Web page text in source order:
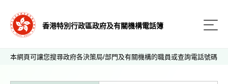
香港特別行政區政府及有關機構電話簿
本網頁可讓您搜尋政府各決策局/部門及有關機構的職員或查詢電話號碼